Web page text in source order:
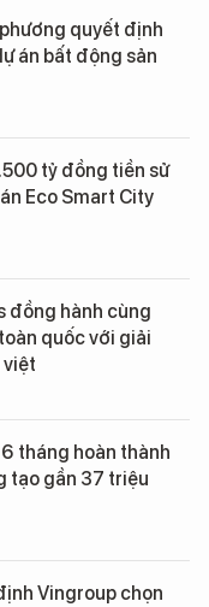
quyết định
án bất động sản
tỷ đồng tiền sử
Eco Smart City
đồng hành cùng
quốc với giải
việt
tháng hoàn thành
tạo gần 37 triệu
Vingroup chọn